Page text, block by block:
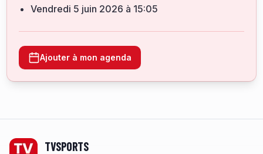
vendredi 5 juin 2026 à 15:05
Ajouter à mon agenda
TVSPORTS